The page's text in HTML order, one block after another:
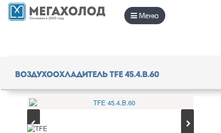
Меню
Воздухоохладитель TFE 45.4.B.60